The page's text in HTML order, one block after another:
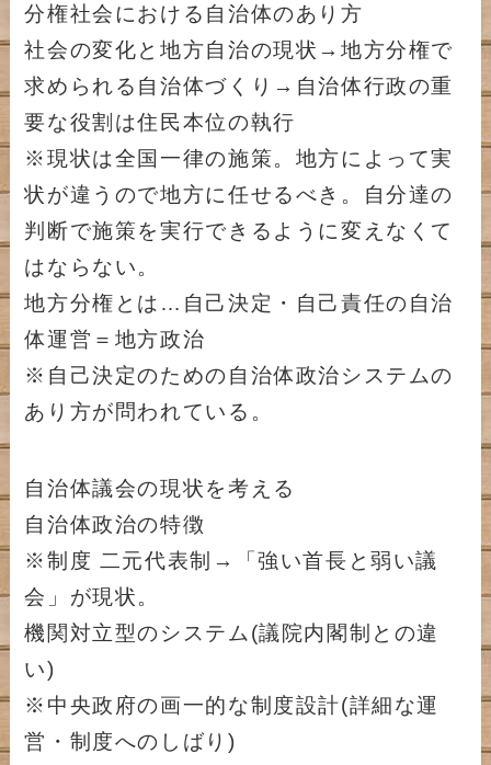
分権社会における自治体のあり方
社会の変化と地方自治の現状→地方分権で
求められる自治体づくり→自治体行政の重
要な役割は住民本位の執行
※現状は全国一律の施策。地方によって実
状が違うので地方に任せるべき。自分達の
判断で施策を実行できるように変えなくて
はならない。
地方分権とは…自己決定・自己責任の自治
体運営＝地方政治
※自己決定のための自治体政治システムの
あり方が問われている。
自治体議会の現状を考える
自治体政治の特徴
※制度 二元代表制→「強い首長と弱い議
会」が現状。
機関対立型のシステム(議院内閣制との違
い)
※中央政府の画一的な制度設計(詳細な運
営・制度へのしばり)